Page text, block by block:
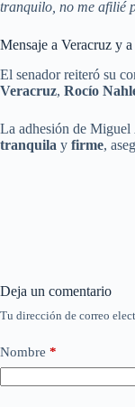
tranquilo, no me afilié
Mensaje a Veracruz y
El senador reiteró su
Veracruz, Rocío
La adhesión de Miguel
tranquila y firme,
Deja un comentario
Tu dirección de correo
Nombre *